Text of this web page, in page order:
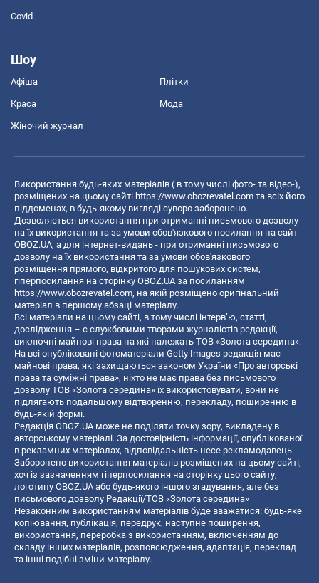
Covid
Шоу
Афіша Плітки
Краса Мода
Жіночий журнал
Використання будь-яких матеріалів ( в тому числі фото- та відео-),
розміщених на цьому сайті https://www.obozrevatel.com та всіх його
піддоменах, в будь-якому вигляді суворо заборонено.
Дозволяється використання при отриманні письмового дозволу
на їх використання та за умови обов'язкового посилання на сайт
OBOZ.UA, а для інтернет-видань - при отриманні письмового
дозволу на їх використання та за умови обов'язкового
розміщення прямого, відкритого для пошукових систем,
гіперпосилання на сторінку OBOZ.UA за посиланням
https://www.obozrevatel.com, на якій розміщено оригінальний
матеріал в першому абзаці матеріалу.
Всі матеріали на цьому сайті, в тому числі інтерв’ю, статті,
дослідження – є службовими творами журналістів редакції,
виключні майнові права на які належать ТОВ «Золота середина».
На всі опубліковані фотоматеріали Getty Images редакція має
майнові права, які захищаються законом України «Про авторські
права та суміжні права», ніхто не має права без письмового
дозволу ТОВ «Золота середина» їх використовувати, вони не
підлягають подальшому відтворенню, перекладу, поширенню в
будь-якій формі.
Редакція OBOZ.UA може не поділяти точку зору, викладену в
авторському матеріалі. За достовірність інформації, опублікованої
в рекламних матеріалах, відповідальність несе рекламодавець.
Заборонено використання матеріалів розміщених на цьому сайті,
хоч із зазначенням гіперпосилання на сторінку цього сайту,
логотипу OBOZ.UA або будь-якого іншого згадування, але без
письмового дозволу Редакції/ТОВ «Золота середина»
Незаконним використанням матеріалів буде вважатися: будь-яке
копiювання, публiкацiя, передрук, наступне поширення,
використання, переробка з використанням, включенням до
складу інших матеріалів, розповсюдження, адаптація, переклад
та інші подібні зміни матеріалу.